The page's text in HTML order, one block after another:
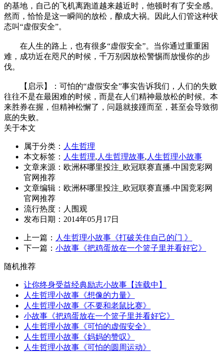
的基地，自己的飞机离跑道越来越近时，他顿时有了安全感。
然而，恰恰是这一瞬间的放松，酿成大祸。因此人们管这种状
态叫“虚假安全”。
在人生的路上，也有很多“虚假安全”。当你通过重重困
难，成功近在咫尺的时候，千万别因放松警惕而放慢你的步
伐。
【启示】：可怕的“虚假安全”事实告诉我们，人们的失败
往往不是在最困难的时候，而是在人们精神最放松的时候。本
来胜券在握，但精神松懈了，问题就接踵而至，甚至会导致彻
底的失败。
关于本文
属于分类： 人生哲理
本文标签： 人生哲理, 人生哲理故事, 人生哲理小故事
文章来源：欧洲杯哪里投注_欧冠联赛直播-中国竞彩网
官网推荐
文章编辑：欧洲杯哪里投注_欧冠联赛直播-中国竞彩网
官网推荐
流行热度： 人围观
发布日期：2014年05月17日
上一篇： 人生哲理小故事《打破关住自己的门 》
下一篇： 小故事《把鸡蛋放在一个篮子里并看好它》
随机推荐
让你终身受益经典励志小故事【连载中】
人生哲理小故事《想像的力量》
人生哲理小故事《不要和老鼠比赛》
小故事《把鸡蛋放在一个篮子里并看好它》
人生哲理小故事《可怕的虚假安全》
人生哲理小故事《妈妈的赞叹》
人生哲理小故事《可怕的圆周运动》